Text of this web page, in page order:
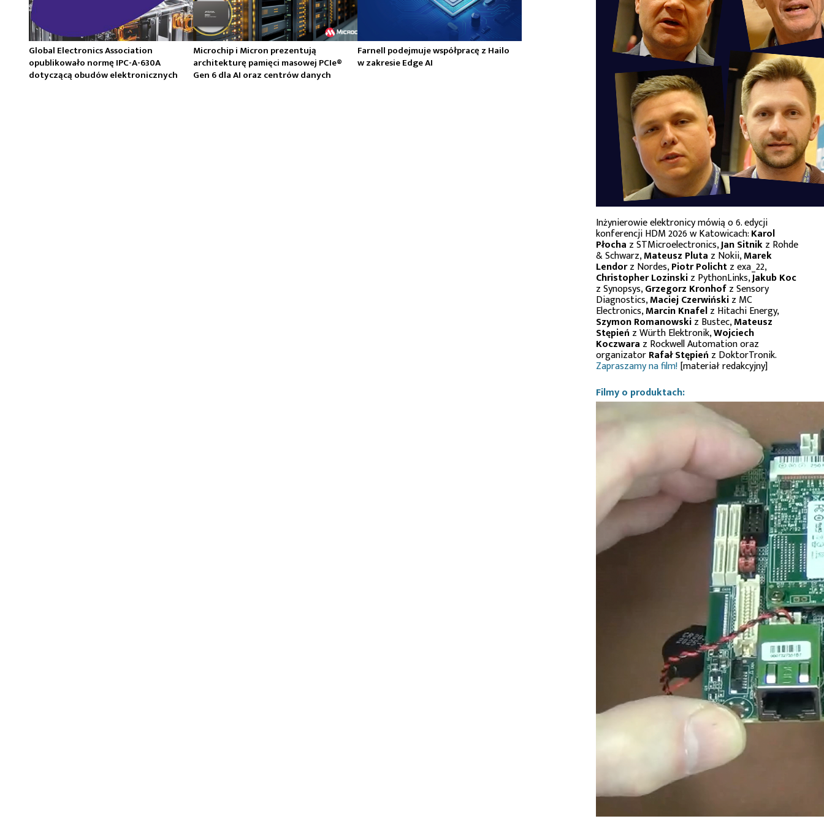
Global Electronics Association
opublikowało normę IPC-A-630A
dotyczącą obudów elektronicznych
Microchip i Micron prezentują
architekturę pamięci masowej PCIe®
Gen 6 dla AI oraz centrów danych
Farnell podejmuje współpracę z Hailo
w zakresie Edge AI
Inżynierowie elektronicy mówią o 6. edycji
konferencji HDM 2026 w Katowicach:Karol
Płocha z STMicroelectronics,Jan Sitnikz Rohde
& Schwarz,Mateusz Pluta z Nokii,Marek
Lendorz Nordes,Piotr Polichtz exa_22,
Christopher Lozinskiz PythonLinks,Jakub Koc
z Synopsys,Grzegorz Kronhofz Sensory
Diagnostics,Maciej Czerwińskiz MC
Electronics,Marcin Knafelz Hitachi Energy,
Szymon Romanowskiz Bustec,Mateusz
Stępień z Würth Elektronik,Wojciech
Koczwara z Rockwell Automation oraz
organizatorRafał Stępień z DoktorTronik.
Zapraszamy na film![materiał redakcyjny]
Filmy o produktach: